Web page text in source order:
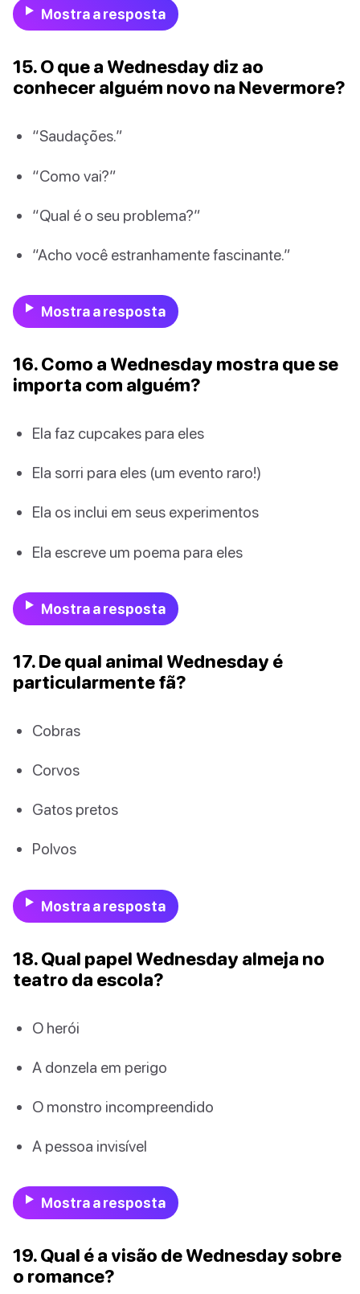
Mostra a resposta
15. O que a Wednesday diz ao
conhecer alguém novo na Nevermore?
“Saudações.”
“Como vai?”
“Qual é o seu problema?”
“Acho você estranhamente fascinante.”
Mostra a resposta
16. Como a Wednesday mostra que se
importa com alguém?
Ela faz cupcakes para eles
Ela sorri para eles (um evento raro!)
Ela os inclui em seus experimentos
Ela escreve um poema para eles
Mostra a resposta
17. De qual animal Wednesday é
particularmente fã?
Cobras
Corvos
Gatos pretos
Polvos
Mostra a resposta
18. Qual papel Wednesday almeja no
teatro da escola?
O herói
A donzela em perigo
O monstro incompreendido
A pessoa invisível
Mostra a resposta
19. Qual é a visão de Wednesday sobre
o romance?